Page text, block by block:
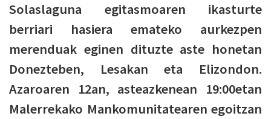
Solaslaguna egitasmoaren ikasturte
berriari hasiera emateko aurkezpen
merenduak eginen dituzte aste honetan
Donezteben, Lesakan eta Elizondon.
Azaroaren 12an, asteazkenean 19:00etan
Malerrekako Mankomunitatearen egoitzan